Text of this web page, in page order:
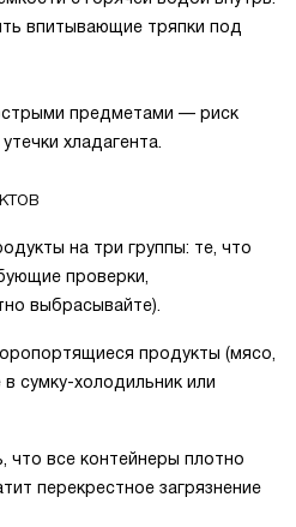
впитывающие тряпки под
предметами — риск
хладагента.
на три группы: те, что
проверки,
выбрасывайте).
продукты (мясо,
сумку-холодильник или
что все контейнеры плотно
перекрестное загрязнение